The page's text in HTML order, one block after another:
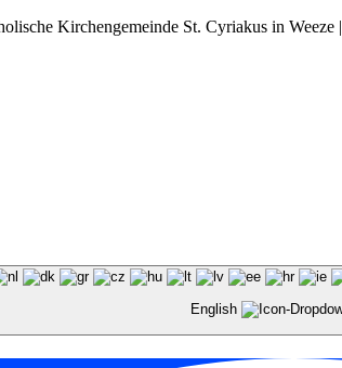
Kirchengemeinde St. Cyriakus in Weeze |
English